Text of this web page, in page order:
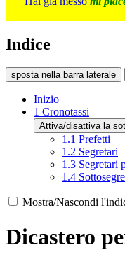
Indice
sposta nella barra laterale
Inizio
1 Cronotassi
Attiva/disattiva la
1.1 Prefetti
1.2 Segretari
1.3 Segretari
1.4
Mostra/Nascondi
Dicastero